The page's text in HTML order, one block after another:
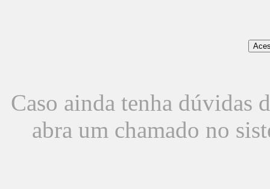
Caso ainda tenha dúvidas
abra um chamado no